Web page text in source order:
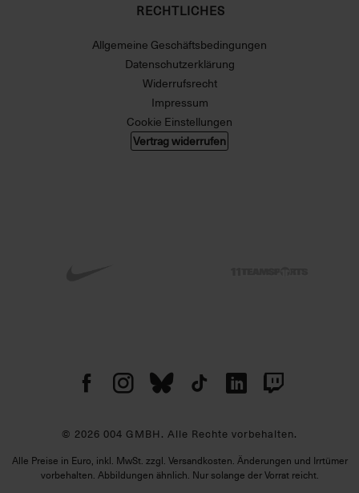
RECHTLICHES
Allgemeine Geschäftsbedingungen
Datenschutzerklärung
Widerrufsrecht
Impressum
Cookie Einstellungen
Vertrag widerrufen
© 2026 004 GMBH. Alle Rechte vorbehalten.
Alle Preise in Euro, inkl. MwSt. zzgl. Versandkosten. Änderungen und Irrtümer
vorbehalten. Abbildungen ähnlich. Nur solange der Vorrat reicht.